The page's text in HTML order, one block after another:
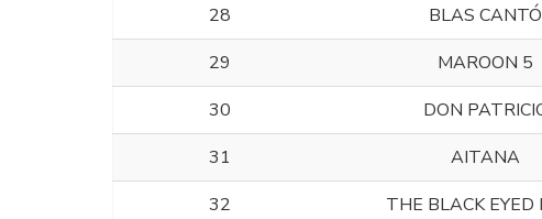
28
BLAS CANTÓ
29
MAROON 5
30
DON
31
AITANA
32
THE BLACK EYED